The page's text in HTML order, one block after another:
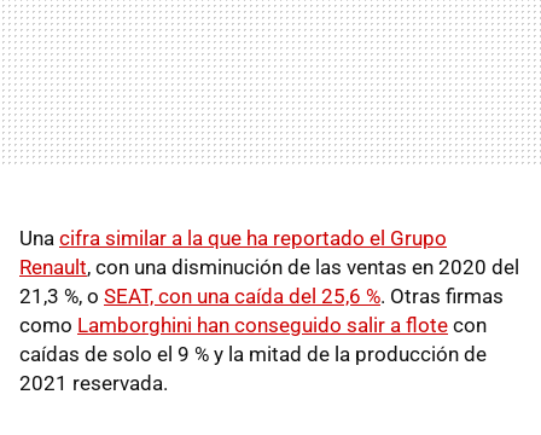
Una cifra similar a la que ha reportado el Grupo
Renault, con una disminución de las ventas en 2020 del
21,3 %, o SEAT, con una caída del 25,6 %. Otras firmas
como Lamborghini han conseguido salir a flote con
caídas de solo el 9 % y la mitad de la producción de
2021 reservada.